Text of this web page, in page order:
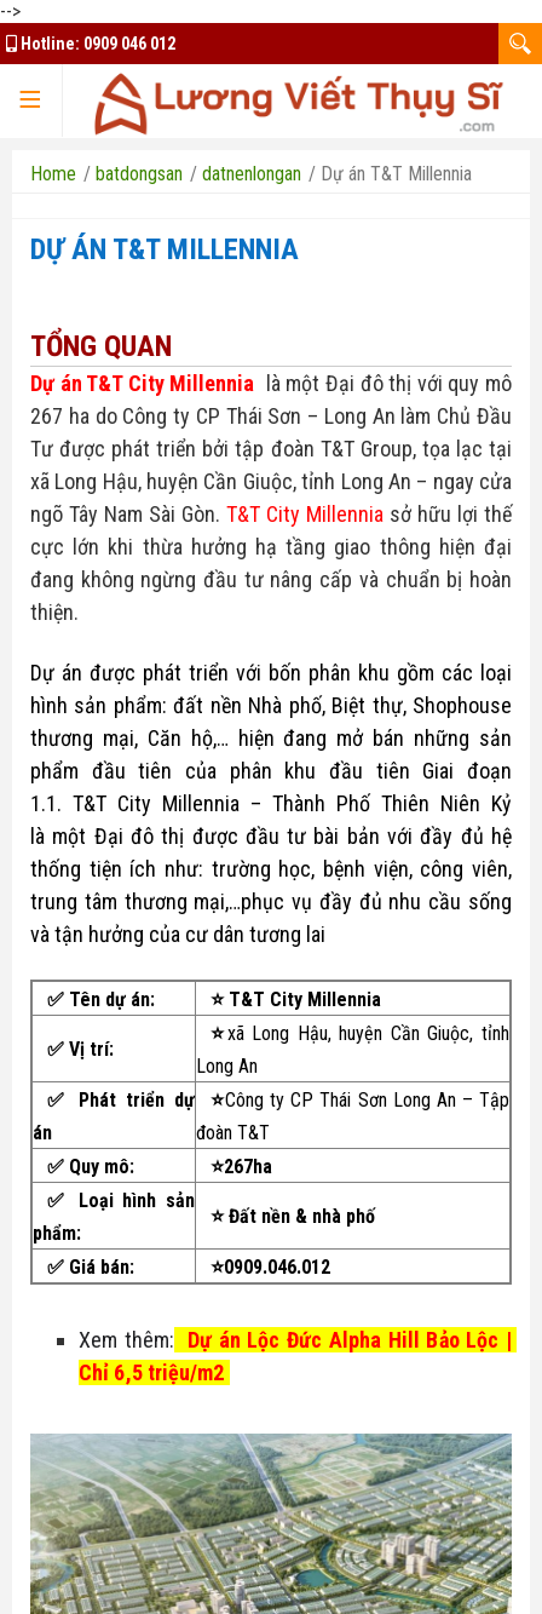
-->
Hotline: 0909 046 012
TRANG CHỦ
Kim Oanh Group
Đất nền Bình Phước
Đất nền Bảo Lộc
Đất nền Long An
Đất nền Tây Ninh
Tổng hợp dự án
Mua bán ký gửi
Thuê nhà - căn hộ
Bất Động Sản HCM
Thiết kế website
Tuyển dụng tài xế Xanh SM
Bike
Hô trợ tài chính
Nhà ở xã hội Bình Dương
Chủ đầu tư uy tín
Thông tin quy hoạch
Tin tức nhà đất
Thủ thuật
Liên hệ
Tuyển dụng
Ủng hộ
Home / batdongsan / datnenlongan / Dự án T&T Millennia
DỰ ÁN T&T MILLENNIA
TỔNG QUAN
Dự án T&T City Millennia là một Đại đô thị với quy mô
267 ha do Công ty CP Thái Sơn – Long An làm Chủ Đầu
Tư được phát triển bởi tập đoàn T&T Group, tọa lạc tại
xã Long Hậu, huyện Cần Giuộc, tỉnh Long An – ngay cửa
ngõ Tây Nam Sài Gòn. T&T City Millennia sở hữu lợi thế
cực lớn khi thừa hưởng hạ tầng giao thông hiện đại
đang không ngừng đầu tư nâng cấp và chuẩn bị hoàn
thiện.
Dự án được phát triển với bốn phân khu gồm các loại
hình sản phẩm: đất nền Nhà phố, Biệt thự, Shophouse
thương mại, Căn hộ,… hiện đang mở bán những sản
phẩm đầu tiên của phân khu đầu tiên Giai đoạn
1.1. T&T City Millennia – Thành Phố Thiên Niên Kỷ
là một Đại đô thị được đầu tư bài bản với đầy đủ hệ
thống tiện ích như: trường học, bệnh viện, công viên,
trung tâm thương mại,…phục vụ đầy đủ nhu cầu sống
và tận hưởng của cư dân tương lai
✅ Tên dự án: ⭐ T&T City Millennia
✅ Vị trí:
⭐xã Long Hậu, huyện Cần Giuộc, tỉnh
Long An
✅ Phát triển dự
án
⭐Công ty CP Thái Sơn Long An – Tập
đoàn T&T
✅ Quy mô:
⭐267ha
✅ Loại hình sản
phẩm:
⭐ Đất nền & nhà phố
✅ Giá bán: ⭐0909.046.012
Xem thêm:
Dự án Lộc Đức Alpha Hill Bảo Lộc |
Chỉ 6,5 triệu/m2